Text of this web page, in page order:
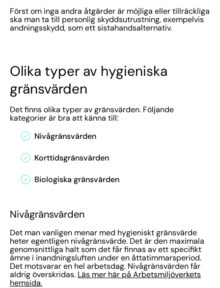
Först om inga andra åtgärder är möjliga eller tillräckliga
ska man ta till personlig skyddsutrustning, exempelvis
andningsskydd, som ett sistahandsalternativ.
Olika typer av hygieniska
gränsvärden
Det finns olika typer av gränsvärden. Följande
kategorier är bra att känna till:
Nivågränsvärden
Korttidsgränsvärden
Biologiska gränsvärden
Nivågränsvärden
Det man vanligen menar med hygieniskt gränsvärde
heter egentligen nivågränsvärde. Det är den maximala
genomsnittliga halt som det får finnas av ett specifikt
ämne i inandningsluften under en åttatimmarsperiod.
Det motsvarar en hel arbetsdag. Nivågränsvärden får
aldrig överskridas. Läs mer här på Arbetsmiljöverkets
hemsida.